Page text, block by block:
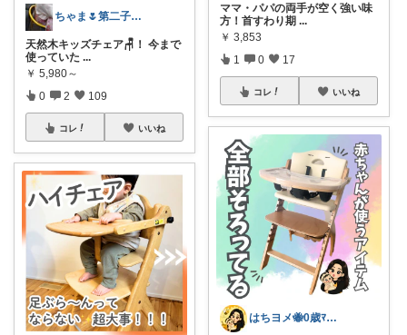
ちゃま🌷第二子妊娠中
天然木キッズチェア🪑！ 今まで
使っていた ...
￥ 5,980～
0 2 109
コレ いいね
ママ・パパの両手が空く強い味
方！首すわり期 ...
￥ 3,853
1 0 17
コレ いいね
はちヨメ🐝0歳ﾏﾏ👶🏻🎀